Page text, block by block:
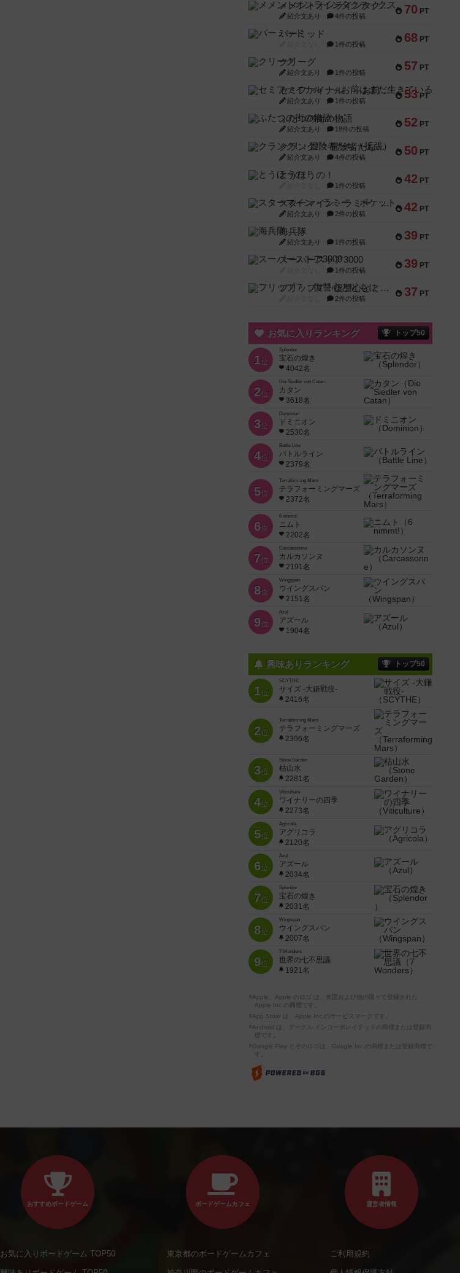
70 PT
メメントオンラインタクティクス
紹介文あり 4件の投稿
68 PT
パーミッド
1件の投稿
57 PT
クリーグ
紹介文あり 1件の投稿
53 PT
セミファイナル ～お前はまだ生きている～
紹介文あり 1件の投稿
52 PT
ふたつの街の物語
紹介文あり 18件の投稿
50 PT
クランク! ：冒険者たち（拡張）
紹介文あり 4件の投稿
42 PT
とうほうの！
1件の投稿
42 PT
スターマイン・ラミー ポケット
紹介文あり 2件の投稿
39 PT
海兵隊
紹介文あり 1件の投稿
39 PT
スーパーストア3000
1件の投稿
37 PT
フリップ７：復讐心とともに
2件の投稿
お気に入りランキング トップ50
1位
Splendor
宝石の煌き
4042名
2位
Die Siedler von Catan
カタン
3618名
3位
Dominion
ドミニオン
2530名
4位
Battle Line
バトルライン
2379名
5位
Terraforming Mars
テラフォーミングマーズ
2372名
6位
6 nimmt!
ニムト
2202名
7位
Carcassonne
カルカソンヌ
2191名
8位
Wingspan
ウイングスパン
2151名
9位
Azul
アズール
1904名
興味ありランキング トップ50
1位
SCYTHE
サイズ -大鎌戦役-
2416名
2位
Terraforming Mars
テラフォーミングマーズ
2396名
3位
Stone Garden
枯山水
2281名
4位
Viticulture
ワイナリーの四季
2273名
5位
Agricola
アグリコラ
2120名
6位
Azul
アズール
2034名
7位
Splendor
宝石の煌き
2031名
8位
Wingspan
ウイングスパン
2007名
9位
7 Wonders
世界の七不思議
1921名
※Apple、Apple のロゴ は、米国および他の国々で登録された
Apple Inc.の商標です。
※App Store は、Apple Inc.のサービスマークです。
※Android は、グーグル インコーポレイテッドの商標または登録商
標です。
※Google Play とそのロゴは、Google Inc.の商標または登録商標で
す。
おすすめボードゲーム
お気に入りボードゲーム TOP50
ボードゲームカフェ
東京都のボードゲームカフェ
運営者情報
ご利用規約